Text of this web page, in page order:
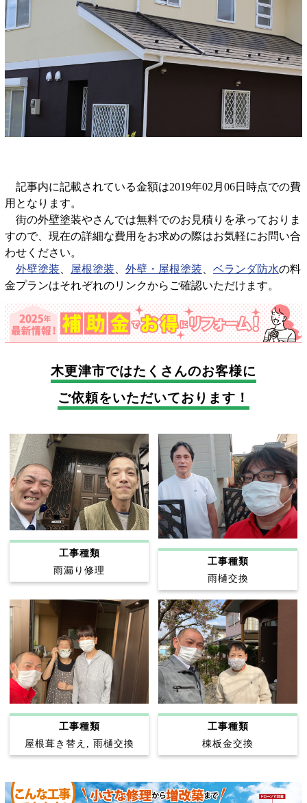
記事内に記載されている金額は2019年02月06日時点での費
用となります。
街の外壁塗装やさんでは無料でのお見積りを承っておりま
すので、現在の詳細な費用をお求めの際はお気軽にお問い合
わせください。
外壁塗装
屋根塗装 外壁・屋根塗装 ベランダ防水の料
金プランはそれぞれのリンクからご確認いただけます。
木更津市ではたくさんのお客様に
ご依頼をいただいております！
工事種類
雨漏り修理
工事種類
雨樋交換
工事種類
屋根葺き替え, 雨樋交換
工事種類
棟板金交換